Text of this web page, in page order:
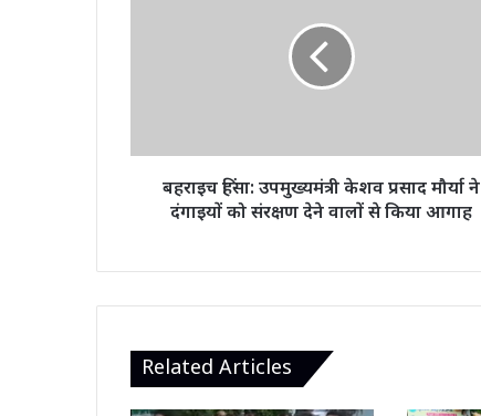
को
किया
बहराइच हिंसा: उपमुख्यमंत्री केशव प्रसाद मौर्या ने
दंगाइयों को संरक्षण देने वालों से किया आगाह
Related Articles